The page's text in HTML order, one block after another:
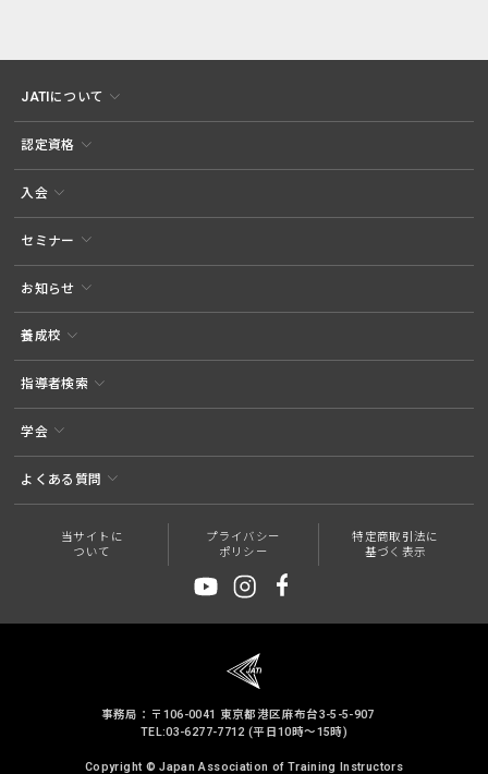
JATIについて
認定資格
入会
セミナー
お知らせ
養成校
指導者検索
学会
よくある質問
当サイトに
ついて
プライバシー
ポリシー
特定商取引法に
基づく表示
事務局：〒106-0041 東京都港区麻布台3-5-5-907
TEL:03-6277-7712 (平日10時～15時)
Copyright © Japan Association of Training Instructors